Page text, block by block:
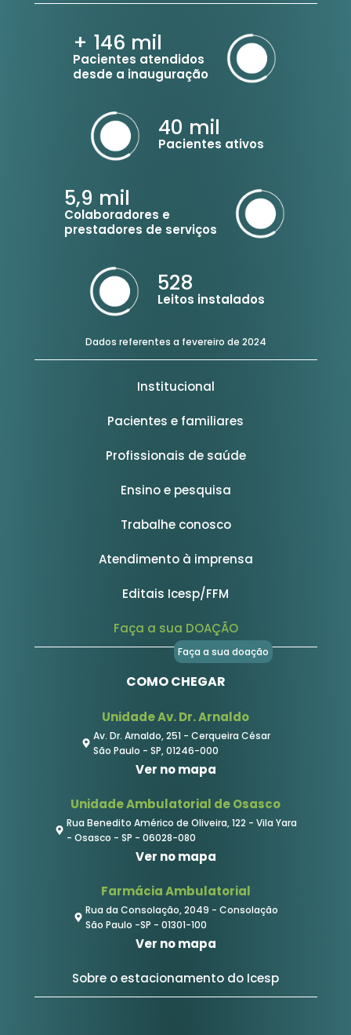
+ 146 mil
Pacientes atendidos
desde a inauguração
40 mil
Pacientes ativos
5,9 mil
Colaboradores e
prestadores de serviços
528
Leitos instalados
Dados referentes a fevereiro de 2024
Institucional
Pacientes e familiares
Profissionais de saúde
Ensino e pesquisa
Trabalhe conosco
Atendimento à imprensa
Editais Icesp/FFM
Faça a sua DOAÇÃO
COMO CHEGAR
Unidade Av. Dr. Arnaldo
Av. Dr. Arnaldo, 251 - Cerqueira César
São Paulo - SP, 01246-000
Ver no mapa
Unidade Ambulatorial de Osasco
Rua Benedito Américo de Oliveira, 122 - Vila Yara
- Osasco - SP - 06028-080
Ver no mapa
Farmácia Ambulatorial
Rua da Consolação, 2049 - Consolação
São Paulo -SP - 01301-100
Ver no mapa
Sobre o estacionamento do Icesp
Faça a sua doação